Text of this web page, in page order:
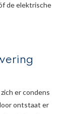
de elektrische
er condens
ontstaat er